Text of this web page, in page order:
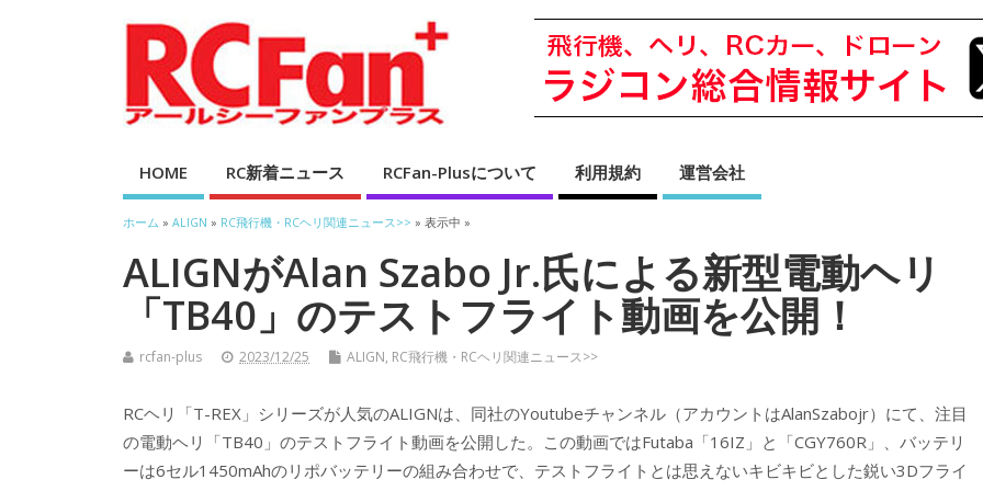
HOME RC新着ニュース RCFan-Plusについて 利用規約 運営会社
ホーム » ALIGN » RC飛行機・RCヘリ関連ニュース>> » 表示中 »
ALIGNがAlan Szabo Jr.氏による新型電動ヘリ
「TB40」のテストフライト動画を公開！
rcfan-plus 2023/12/25 ALIGN, RC飛行機・RCヘリ関連ニュース>>
RCヘリ「T-REX」シリーズが人気のALIGNは、同社のYoutubeチャンネル（アカウントはAlanSzabojr）にて、注目
の電動ヘリ「TB40」のテストフライト動画を公開した。この動画ではFutaba「16IZ」と「CGY760R」、バッテリ
ーは6セル1450mAhのリポバッテリーの組み合わせで、テストフライトとは思えないキビキビとした鋭い3Dフライ